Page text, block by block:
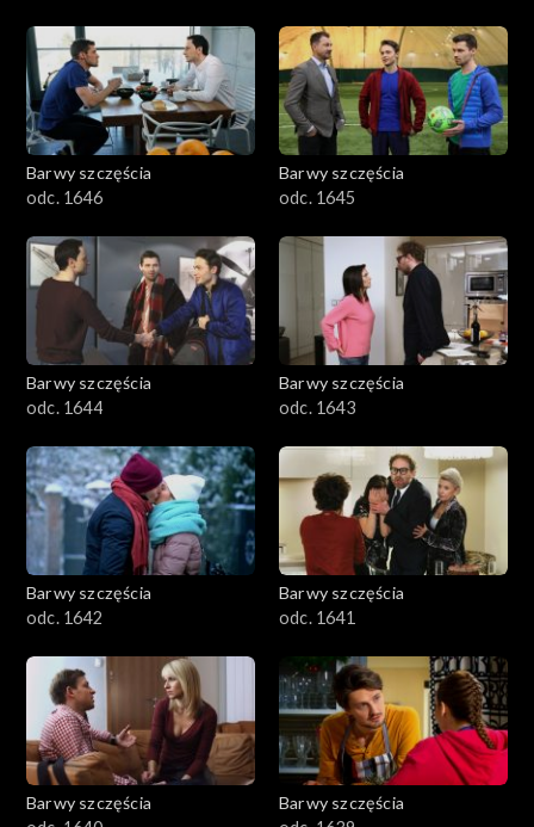
Barwy szczęścia
odc. 1646
Barwy szczęścia
odc. 1645
Barwy szczęścia
odc. 1644
Barwy szczęścia
odc. 1643
Barwy szczęścia
odc. 1642
Barwy szczęścia
odc. 1641
Barwy szczęścia
Barwy szczęścia